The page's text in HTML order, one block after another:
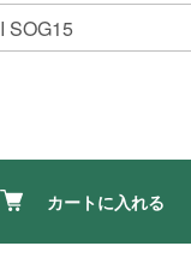
カートに入れる